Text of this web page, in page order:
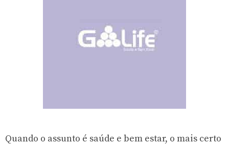
Quando o assunto é saúde e bem estar, o mais certo